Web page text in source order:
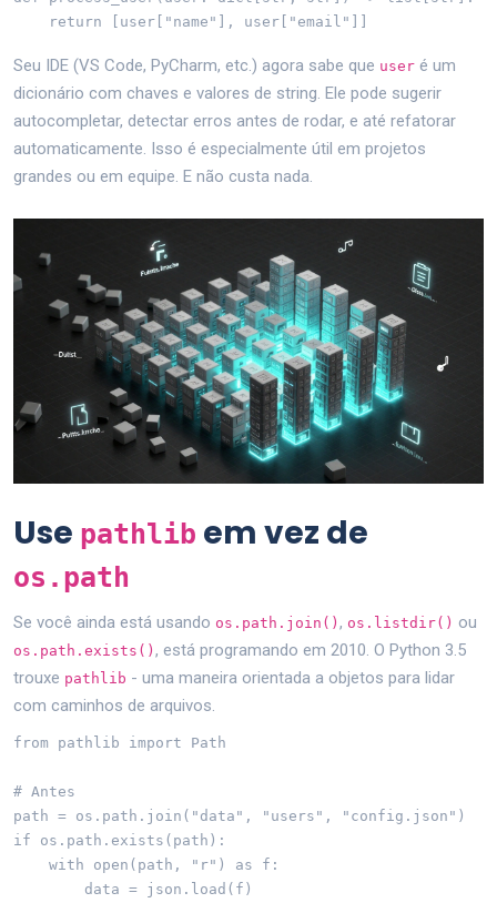
    return [user["name"], user["email"]]
Seu IDE (VS Code, PyCharm, etc.) agora sabe que user é um
dicionário com chaves e valores de string. Ele pode sugerir
autocompletar, detectar erros antes de rodar, e até refatorar
automaticamente. Isso é especialmente útil em projetos
grandes ou em equipe. E não custa nada.
Use pathlib em vez de
os.path
Se você ainda está usando os.path.join() , os.listdir() ou
os.path.exists() , está programando em 2010. O Python 3.5
trouxe pathlib - uma maneira orientada a objetos para lidar
com caminhos de arquivos.
from pathlib import Path
# Antes
path = os.path.join("data", "users", "config.json")
if os.path.exists(path):
    with open(path, "r") as f:
        data = json.load(f)